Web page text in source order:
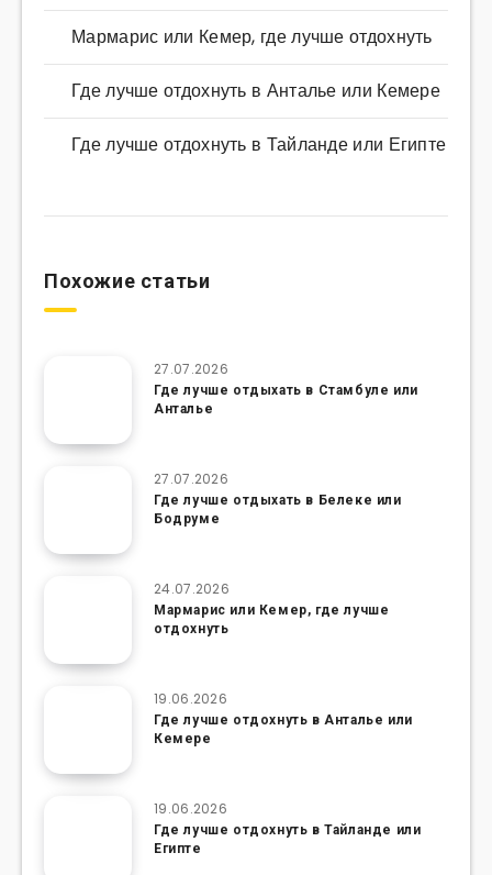
Мармарис или Кемер, где лучше отдохнуть
Где лучше отдохнуть в Анталье или Кемере
Где лучше отдохнуть в Тайланде или Египте
Похожие статьи
27.07.2026
Где лучше отдыхать в Стамбуле или
Анталье
27.07.2026
Где лучше отдыхать в Белеке или
Бодруме
24.07.2026
Мармарис или Кемер, где лучше
отдохнуть
19.06.2026
Где лучше отдохнуть в Анталье или
Кемере
19.06.2026
Где лучше отдохнуть в Тайланде или
Египте